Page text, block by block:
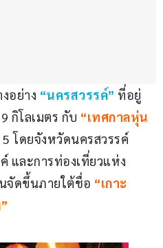
อย่าง “นครสวรรค์” ที่อยู่
กิโลเมตร กับ “เทศกาลหุ่น
5 โดยจังหวัดนครสวรรค์
และการท่องเที่ยวแห่ง
จัดขึ้นภายใต้ชื่อ “เกาะ